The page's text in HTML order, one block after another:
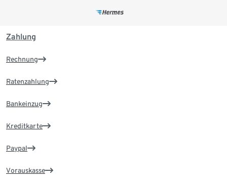
Zahlung
Rechnung
Ratenzahlung
Bankeinzug
Kreditkarte
Paypal
Vorauskasse